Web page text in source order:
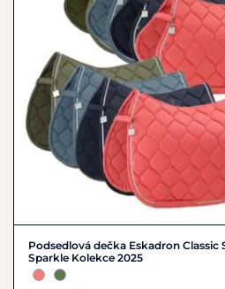
Podsedlová dečka Eskadron Classic
Sparkle Kolekce 2025